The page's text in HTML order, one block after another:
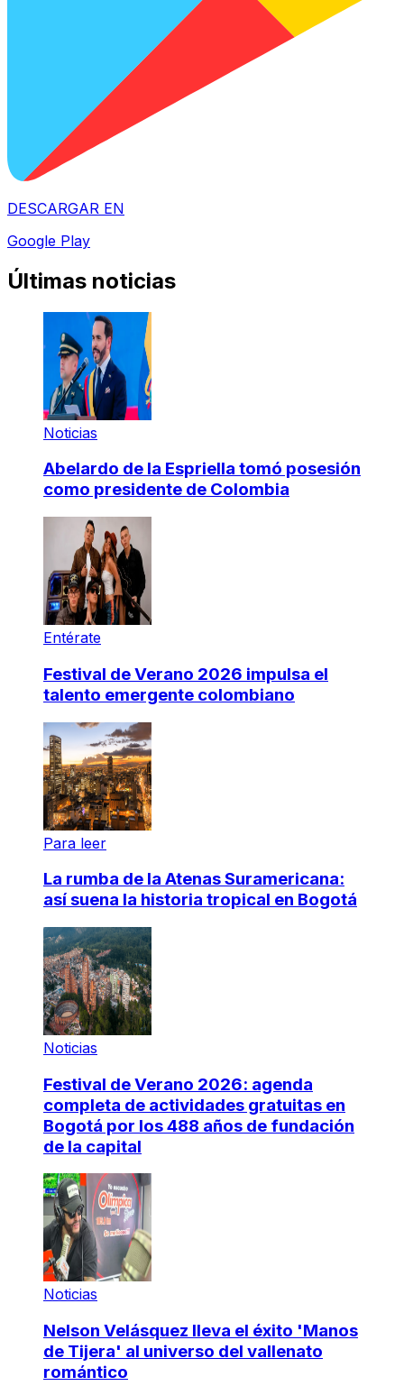
DESCARGAR EN
Google Play
Últimas noticias
Noticias
Abelardo de la Espriella tomó posesión
como presidente de Colombia
Entérate
Festival de Verano 2026 impulsa el
talento emergente colombiano
Para leer
La rumba de la Atenas Suramericana:
así suena la historia tropical en Bogotá
Noticias
Festival de Verano 2026: agenda
completa de actividades gratuitas en
Bogotá por los 488 años de fundación
de la capital
Noticias
Nelson Velásquez lleva el éxito 'Manos
de Tijera' al universo del vallenato
romántico